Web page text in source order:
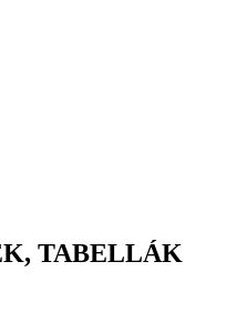
TABELLÁK